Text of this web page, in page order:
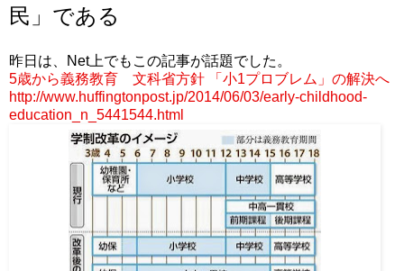
民」である
昨日は、Net上でもこの記事が話題でした。
5歳から義務教育 文科省方針 「小1プロブレム」の解決へ
http://www.huffingtonpost.jp/2014/06/03/early-childhood-
education_n_5441544.html